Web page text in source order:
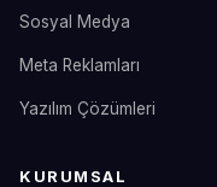
Sosyal Medya
Meta Reklamları
Yazılım Çözümleri
KURUMSAL